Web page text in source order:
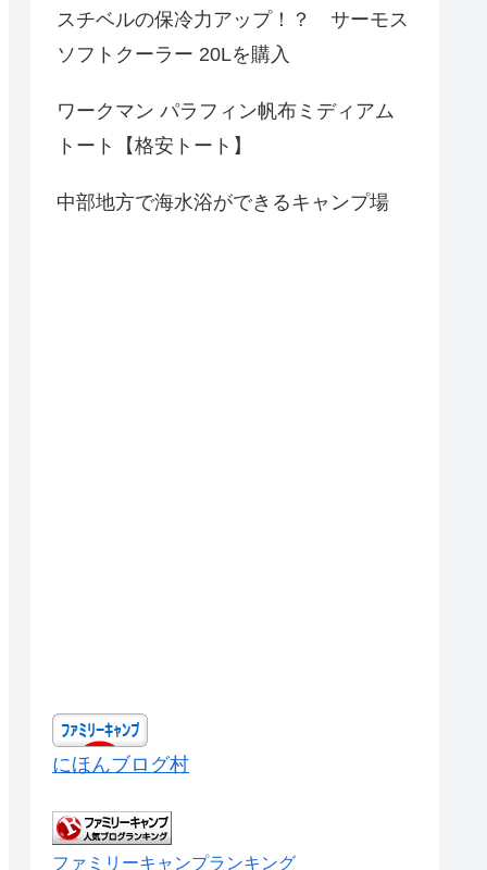
スチベルの保冷力アップ！？ サーモス
ソフトクーラー 20Lを購入
ワークマン パラフィン帆布ミディアム
トート【格安トート】
中部地方で海水浴ができるキャンプ場
にほんブログ村
ファミリーキャンプランキング